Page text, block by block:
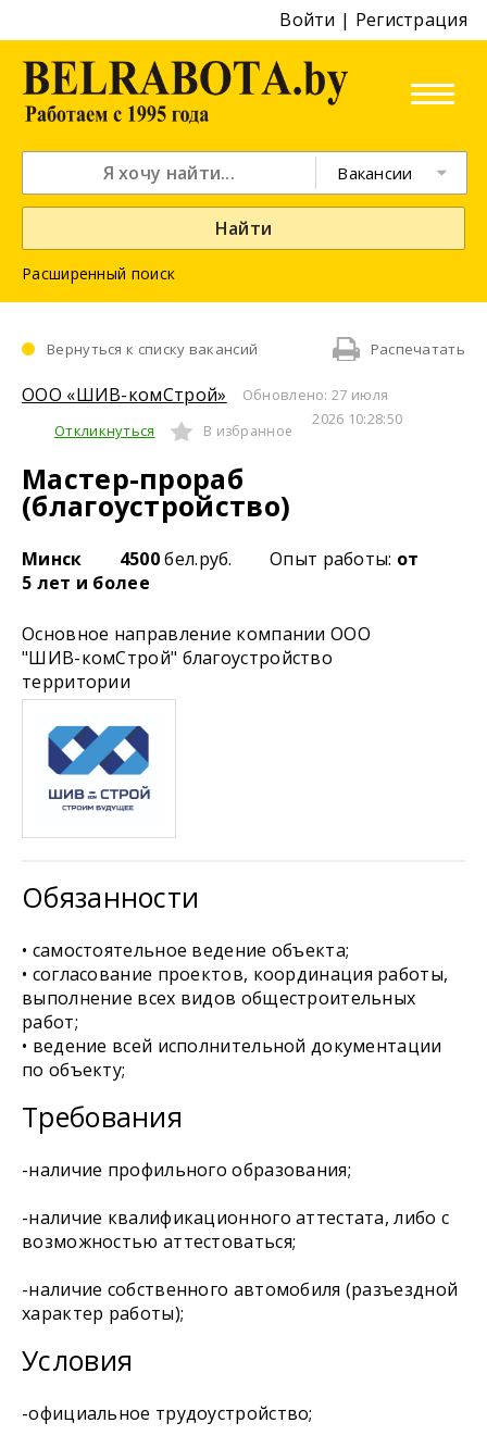
Войти | Регистрация
Вакансии
Найти
Расширенный поиск
Вернуться к списку вакансий Распечатать
ООО «ШИВ-комСтрой»
Обновлено: 27 июля
2026 10:28:50
Откликнуться В избранное
Мастер-прораб
(благоустройство)
Минск 4500бел.руб. Опыт работы: от
5 лет и более
Основное направление компании ООО
"ШИВ-комСтрой" благоустройство
территории
Обязанности
• самостоятельное ведение объекта;
• согласование проектов, координация работы,
выполнение всех видов общестроительных
работ;
• ведение всей исполнительной документации
по объекту;
Требования
-наличие профильного образования;
-наличие квалификационного аттестата, либо с
возможностью аттестоваться;
-наличие собственного автомобиля (разъездной
характер работы);
Условия
-официальное трудоустройство;